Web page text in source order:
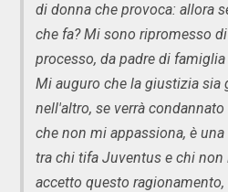
di donna che provoca: allora
che fa? Mi sono ripromesso
processo, da padre di
Mi auguro che la giustizia sia
nell'altro, se verrà
che non mi appassiona, è
tra chi tifa Juventus e chi non
accetto questo